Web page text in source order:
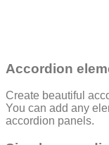
Accordion
Create beautiful
You can add any
accordion panels.